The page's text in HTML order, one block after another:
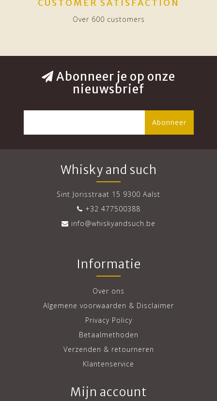
CUSTOMER SATISFACTION
Over 600 customers
Abonneer je op onze
nieuwsbrief
Abonneer
Whisky and such
Sint Jorisstraat 15 9300 Aalst
+32 477500388
info@whiskyandsuch.be
Informatie
Over ons
Algemene voorwaarden & Disclaimer
Privacy Policy
Betaalmethoden
Verzenden & retourneren
Klantenservice
Mijn account